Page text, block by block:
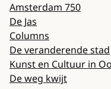
Amsterdam 750
De Jas
Columns
De veranderende stad
Kunst en Cultuur in
De weg kwijt